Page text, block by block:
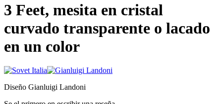
3 Feet, mesita en cristal
curvado transparente o lacado
en un color
Diseño Gianluigi Landoni